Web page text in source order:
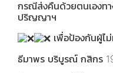
กรณีส่งคืนด้วยตนเองท
ปริญญาฯ
เพื่อป้องกันผู้ไ
ธีมาพร บริบูรณ์ กสิกร